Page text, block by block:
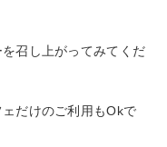
召し上がってみてくだ
だけのご利用もOkで